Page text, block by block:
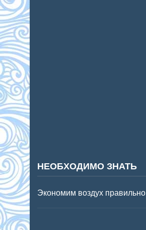
НЕОБХОДИМО ЗНАТЬ
Экономим воздух правильно